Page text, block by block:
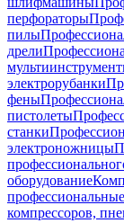
перфораторы
пилы
дрели
электрорубанки
фены
пистолеты
станки
электроножницы
оборудование
профессиональные
компрессоров,